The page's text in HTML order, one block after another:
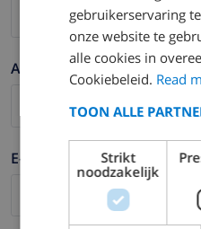
Achternaam *
E-mail *
gebruikerservaring
onze website te
alle cookies in
Cookiebeleid. Read
TOON ALLE
Strikt
noodzakelijk